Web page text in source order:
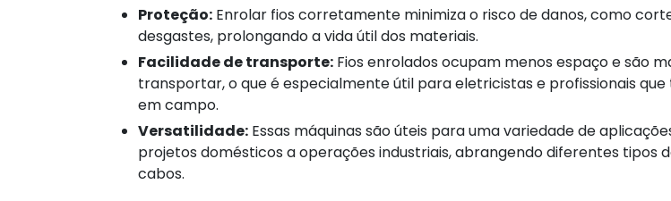
Proteção: Enrolar fios corretamente minimiza o risco de danos, como
desgastes, prolongando a vida útil dos materiais.
Facilidade de transporte: Fios enrolados ocupam menos espaço e são
transportar, o que é especialmente útil para eletricistas e profissionais
em campo.
Versatilidade: Essas máquinas são úteis para uma variedade de
projetos domésticos a operações industriais, abrangendo diferentes tipos
cabos.